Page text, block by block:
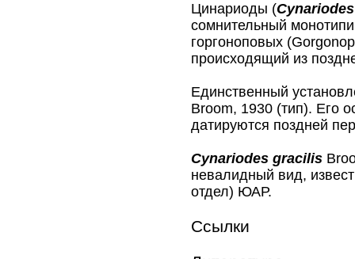
Цинариоды (Cynariodes
сомнительный
горгоноповых
происходящий из
Единственный
Broom, 1930 (тип). Его
датируются поздней
Cynariodes gracilis
невалидный вид,
отдел) ЮАР.
Ссылки